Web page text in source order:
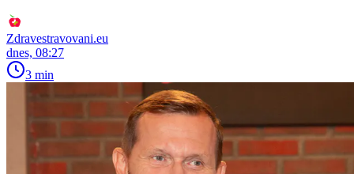
Zdravestravovani.eu
dnes, 08:27
3 min